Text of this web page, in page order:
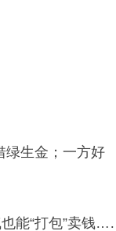
绿生金；一方好
也能“打包”卖钱